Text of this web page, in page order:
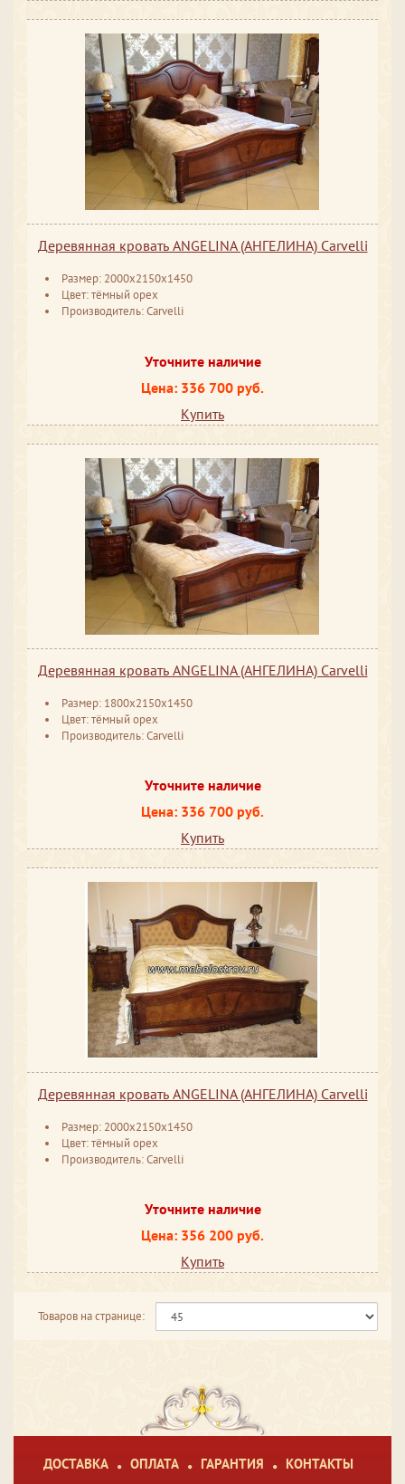
Деревянная кровать ANGELINA (АНГЕЛИНА) Carvelli
Размер: 2000x2150x1450
Цвет: тёмный орех
Производитель: Carvelli
Уточните наличие
Цена: 336 700 руб.
Купить
Деревянная кровать ANGELINA (АНГЕЛИНА) Carvelli
Размер: 1800x2150x1450
Цвет: тёмный орех
Производитель: Carvelli
Уточните наличие
Цена: 336 700 руб.
Купить
Деревянная кровать ANGELINA (АНГЕЛИНА) Carvelli
Размер: 2000x2150x1450
Цвет: тёмный орех
Производитель: Carvelli
Уточните наличие
Цена: 356 200 руб.
Купить
Товаров на странице:
ДОСТАВКА ОПЛАТА ГАРАНТИЯ КОНТАКТЫ